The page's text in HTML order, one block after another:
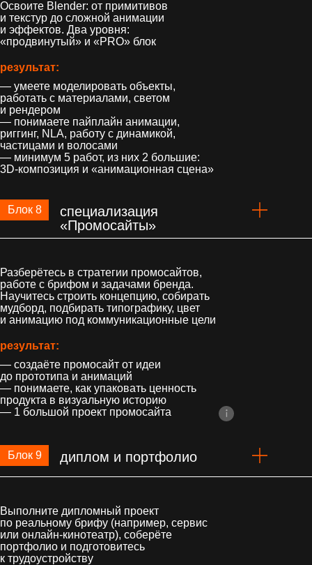
Освоите Blender: от примитивов
и текстур до сложной анимации
и эффектов. Два уровня:
«продвинутый» и «PRO» блок
— умеете моделировать объекты,
работать с материалами, светом
и рендером
— понимаете пайплайн анимации,
риггинг, NLA, работу с динамикой,
частицами и волосами
— минимум 5 работ, из них 2 большие:
3D-композиция и «‎анимационная сцена»
результат:
специализация
«Промосайты»
Блок 8
Разберётесь в стратегии промосайтов,
работе с брифом и задачами бренда.
Научитесь строить концепцию, собирать
мудборд, подбирать типографику, цвет
и анимацию под коммуникационные цели
— создаёте промосайт от идеи
до прототипа и анимаций
— понимаете, как упаковать ценность
продукта в визуальную историю
— 1 большой проект промосайта
результат:
диплом и портфолио
Блок 9
Выполните дипломный проект
по реальному брифу (например, сервис
или онлайн-кинотеатр), соберёте
портфолио и подготовитесь
к трудоустройству